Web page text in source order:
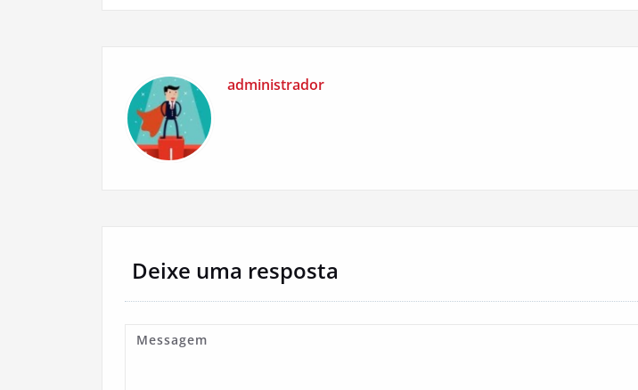
administrador
Deixe uma resposta